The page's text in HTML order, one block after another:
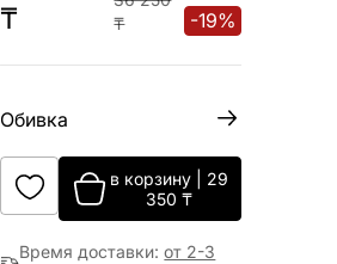
₸
₸
-19%
Обивка
в корзину
29
350 ₸
Время доставки:от 2-3